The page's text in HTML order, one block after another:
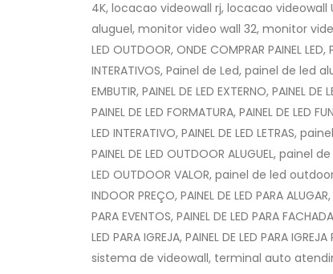
4K, locacao videowall rj, locacao
aluguel, monitor video wall 32, monitor
LED OUTDOOR, ONDE COMPRAR PAINEL LED,
INTERATIVOS, Painel de Led, painel de led
EMBUTIR, PAINEL DE LED EXTERNO, PAINEL
PAINEL DE LED FORMATURA, PAINEL DE LED
LED INTERATIVO, PAINEL DE LED LETRAS,
PAINEL DE LED OUTDOOR ALUGUEL, painel
LED OUTDOOR VALOR, painel de led outdoor.,
INDOOR PREÇO, PAINEL DE LED PARA
PARA EVENTOS, PAINEL DE LED PARA
LED PARA IGREJA, PAINEL DE LED PARA
sistema de videowall, terminal auto